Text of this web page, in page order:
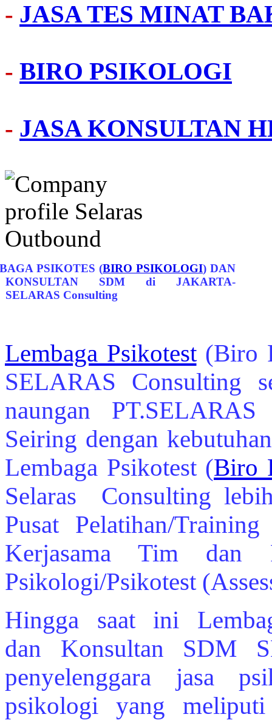
- JASA TES MINAT
- BIRO PSIKOLOGI
- JASA KONSULTAN
PSIKOTES (BIRO PSIKOLOGI) DAN
KONSULTAN SDM di JAKARTA-
SELARAS Consulting
Lembaga Psikotest(Biro
SELARAS Consulting
naungan
Seiring dengan
Lembaga Psikotest (Biro
Selaras Consulting
Pusat Pelatihan/
Kerjasama Tim dan
Psikologi/Psikotest
Hingga saat ini
dan Konsultan SDM
penyelenggara jasa
psikologi yang